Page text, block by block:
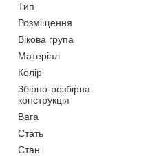
Тип
Розміщення
Вікова група
Матеріал
Колір
Збірно-розбірна
конструкція
Вага
Стать
Стан